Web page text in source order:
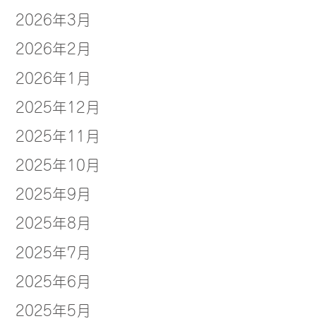
2026年3月
2026年2月
2026年1月
2025年12月
2025年11月
2025年10月
2025年9月
2025年8月
2025年7月
2025年6月
2025年5月